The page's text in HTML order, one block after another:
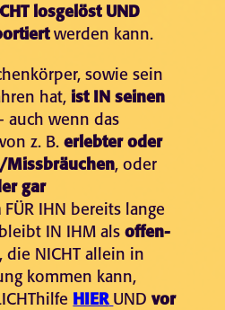
losgelöst UND
werden kann.
sowie sein
hat, ist IN seinen
auch wenn das
z. B.erlebter oder
Missbräuchen, oder
gar
FÜR IHN bereits lange
IN IHM alsoffen-
, die NICHT allein in
kommen kann,
HIER UNDvor